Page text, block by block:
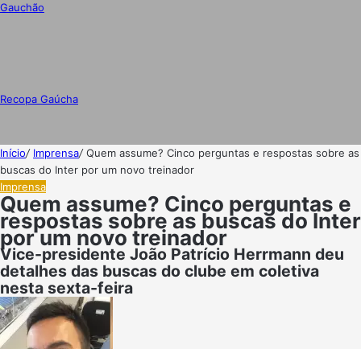
Gauchão
Recopa Gaúcha
Início/ Imprensa/Quem assume? Cinco perguntas e respostas sobre as
buscas do Inter por um novo treinador
Imprensa
Quem assume? Cinco perguntas e
respostas sobre as buscas do Inter
por um novo treinador
Vice-presidente João Patrício Herrmann deu
detalhes das buscas do clube em coletiva
nesta sexta-feira